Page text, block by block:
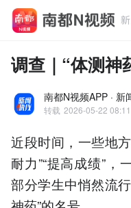
调查｜“体测神
南都N视频APP · 新
转载 2026-05-22 08:11
近段时间，一些地
耐力”“提高成绩”
部分学生中悄然流